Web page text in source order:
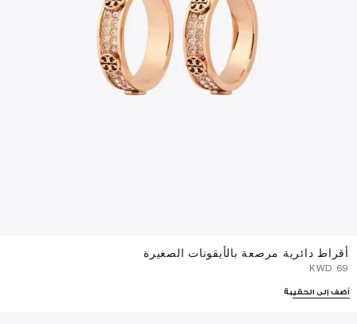
أقراط دائرية مرصعة بالأيقونات الصغيرة
أضف إلى الحقيبة